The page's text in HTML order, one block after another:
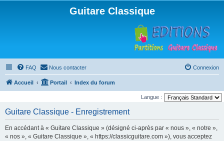
Guitare Classique
FAQ Nous contacter Connexion
Accueil Portail Index du forum
Langue :
Guitare Classique - Enregistrement
En accédant à « Guitare Classique » (désigné ci-après par « nous », « notre »,
« nos », « Guitare Classique », « https://classicguitare.com »), vous acceptez